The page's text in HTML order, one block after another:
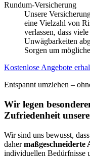
Rundum-Versicherung
Unsere
eine Vielzahl von
verlassen, dass
Unwägbarkeiten
Sorgen um
Kostenlose Angebote
Entspannt umziehen –
Wir legen
Zufriedenheit
Wir sind uns bewusst,
dahermaßgeschneiderte
individuellen Bedürfnisse